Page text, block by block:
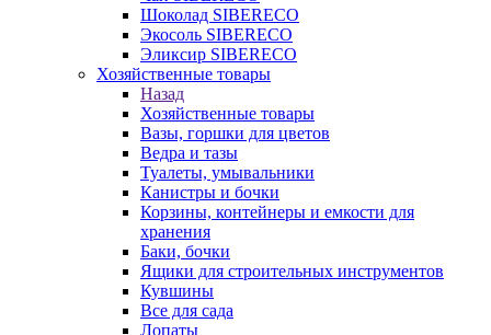
Шоколад SIBERECO
Экосоль SIBERECO
Эликсир SIBERECO
Хозяйственные товары
Назад
Хозяйственные товары
Вазы, горшки для цветов
Ведра и тазы
Туалеты, умывальники
Канистры и бочки
Корзины, контейнеры и емкости для
хранения
Баки, бочки
Ящики для строительных инструментов
Кувшины
Все для сада
Лопаты